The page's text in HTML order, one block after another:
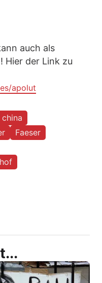
auch als
Hier der Link zu
apolut
china
Faeser